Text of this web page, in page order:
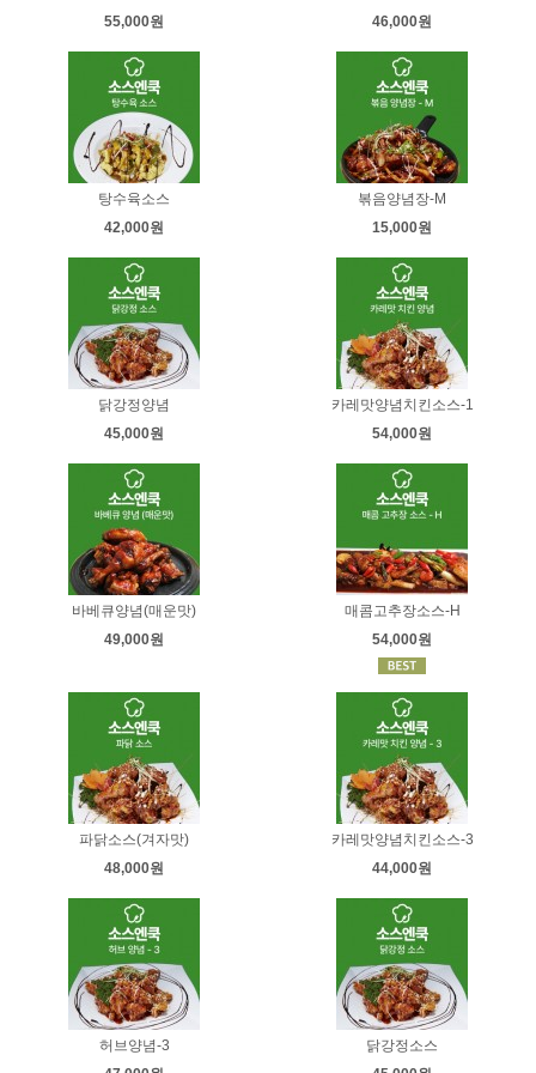
55,000원
46,000원
탕수육소스
42,000원
볶음양념장-M
15,000원
닭강정양념
45,000원
카레맛양념치킨소스-1
54,000원
바베큐양념(매운맛)
49,000원
매콤고추장소스-H
54,000원
파닭소스(겨자맛)
48,000원
카레맛양념치킨소스-3
44,000원
허브양념-3
닭강정소스